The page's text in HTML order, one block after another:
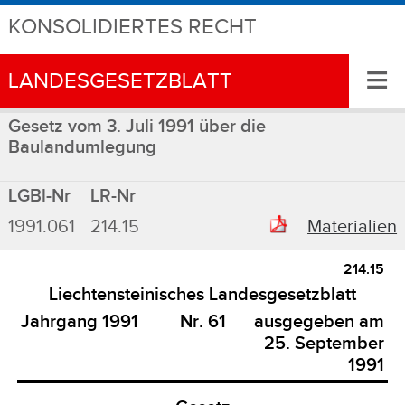
KONSOLIDIERTES RECHT
LANDESGESETZBLATT ≡
Gesetz vom 3. Juli 1991 über die
Baulandumlegung
LGBl-Nr
LR-Nr
1991.061
214.15 Materialien